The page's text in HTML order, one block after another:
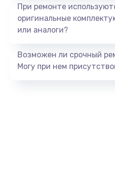
800
Тюнинг
При ремонте
оригинальные
или аналоги?
Возможен ли срочный
Могу при нем